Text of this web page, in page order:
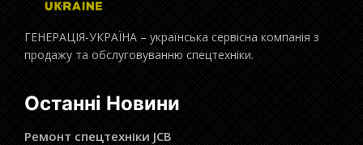
ГЕНЕРАЦІЯ-УКРАЇНА – українська сервісна компанія з
продажу та обслуговуванню спецтехніки.
Останні Новини
Ремонт спецтехніки JCB